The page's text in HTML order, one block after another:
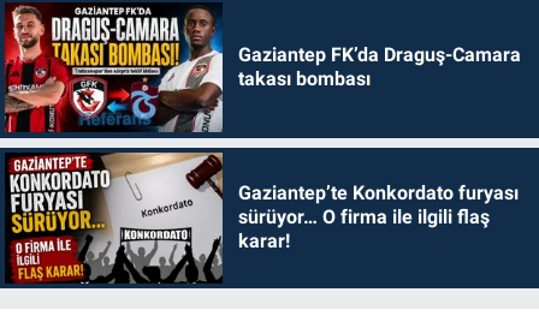
Gaziantep FK’da Draguş-Camara
takası bombası
Gaziantep’te Konkordato furyası
sürüyor… O firma ile ilgili flaş
karar!